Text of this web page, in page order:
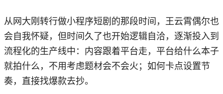
从网大刚转行做小程序短剧的那段时间，王云霄偶尔也
会自我怀疑，但时间久了也开始逻辑自洽，逐渐投入到
流程化的生产线中：内容跟着平台走，平台给什么本子
就拍什么，不用考虑题材会不会火；如何卡点设置节
奏，直接找爆款去抄。